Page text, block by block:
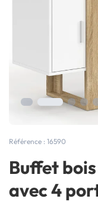
Référence : 16590
Buffet
avec 4